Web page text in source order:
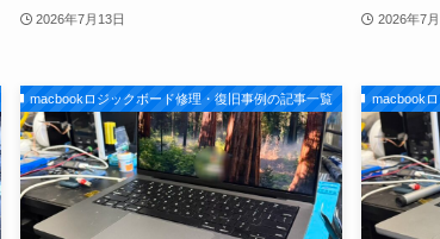
2026年7月13日 2026年7
macbookロジックボード修理・復旧事例の記事一覧 macbook